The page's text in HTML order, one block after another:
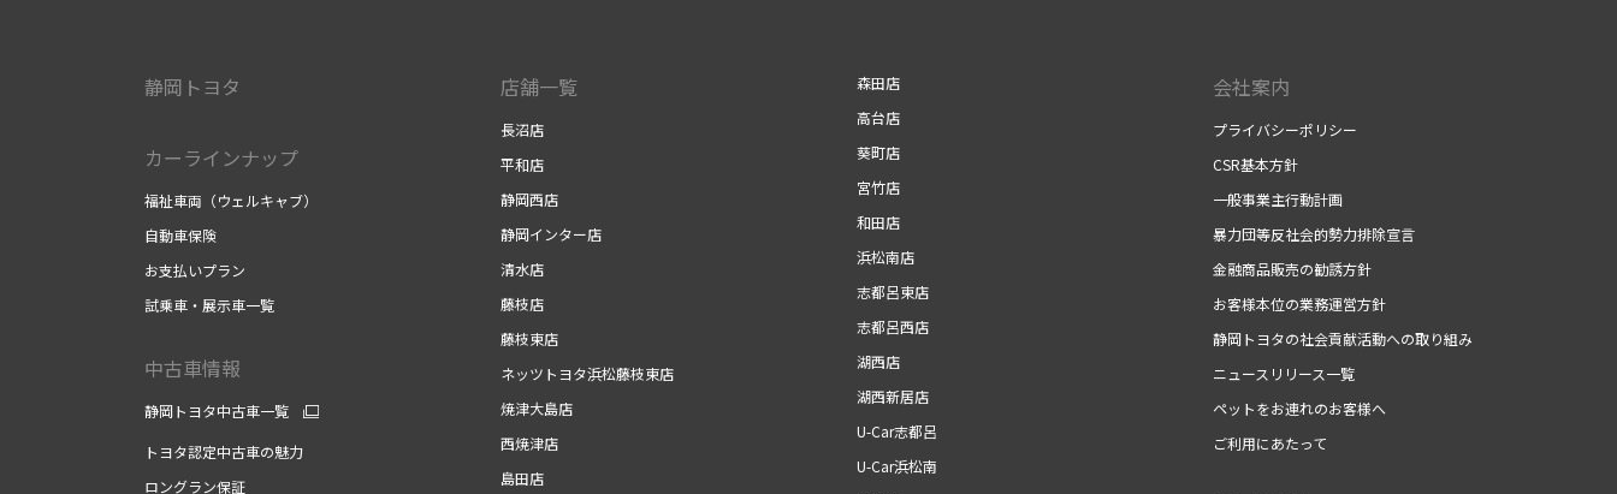
静岡トヨタ
カーラインナップ
福祉車両（ウェルキャブ）
自動車保険
お支払いプラン
試乗車・展示車一覧
中古車情報
静岡トヨタ中古車一覧
トヨタ認定中古車の魅力
ロングラン保証
店舗一覧
長沼店
平和店
静岡西店
静岡インター店
清水店
藤枝店
藤枝東店
ネッツトヨタ浜松藤枝東店
焼津大島店
西焼津店
島田店
森田店
高台店
葵町店
宮竹店
和田店
浜松南店
志都呂東店
志都呂西店
湖西店
湖西新居店
U-Car志都呂
U-Car浜松南
会社案内
プライバシーポリシー
CSR基本方針
一般事業主行動計画
暴力団等反社会的勢力排除宣言
金融商品販売の勧誘方針
お客様本位の業務運営方針
静岡トヨタの社会貢献活動への取り組み
ニュースリリース一覧
ペットをお連れのお客様へ
ご利用にあたって